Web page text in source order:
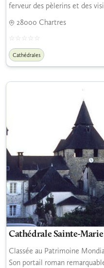
ferveur des pèlerins et des
28000 Chartres
Cathédrales
Cathédrale Sainte-
Classée au Patrimoine
Son portail roman